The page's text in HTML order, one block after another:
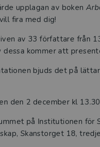
upplagan av boken
fira med dig!
av 33 författare från
dessa kommer att
bjuds det på
den 2 december kl
på Institutionen för
Skanstorget 18,